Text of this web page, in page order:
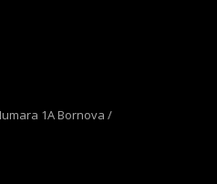
1A Bornova /